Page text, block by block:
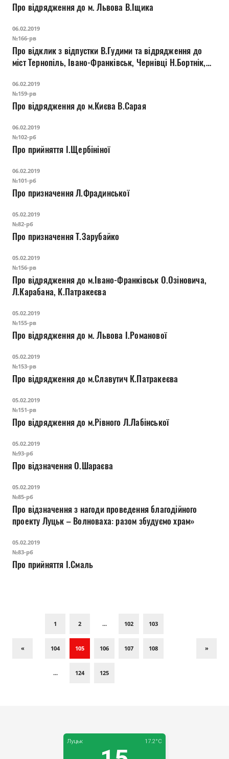
Про відрядження до м. Львова В.Іщика
06.02.2019
№166-рв
Про відклик з відпустки В.Гудими та відрядження до
міст Тернопіль, Івано-Франківськ, Чернівці Н.Бортнік,
06.02.2019
№159-рв
Про відрядження до м.Києва В.Сарая
06.02.2019
№102-рб
Про прийняття І.Щербініної
06.02.2019
№101-рб
Про призначення Л.Фрадинської
05.02.2019
№82-рб
Про призначення Т.Зарубайко
05.02.2019
№156-рв
Про відрядження до м.Івано-Франківськ О.Озіновича,
Л.Карабана, К.Патракеєва
05.02.2019
№155-рв
Про відрядження до м. Львова І.Романової
05.02.2019
№153-рв
Про відрядження до м.Славутич К.Патракеєва
05.02.2019
№151-рв
Про відрядження до м.Рівного Л.Лабінської
05.02.2019
№93-рб
Про відзначення О.Шараєва
05.02.2019
№85-рб
Про відзначення з нагоди проведення благодійного
проекту Луцьк – Волноваха: разом збудуємо храм»
05.02.2019
№83-рб
Про прийняття І.Смаль
«
1 2 ... 102 103
104 105 106 107 108
... 124 125
»